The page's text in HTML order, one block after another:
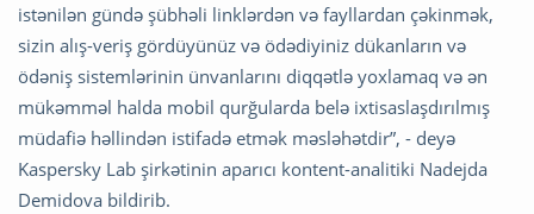
istənilən gündə şübhəli linklərdən və fayllardan çəkinmək,
sizin alış-veriş gördüyünüz və ödədiyiniz dükanların və
ödəniş sistemlərinin ünvanlarını diqqətlə yoxlamaq və ən
mükəmməl halda mobil qurğularda belə ixtisaslaşdırılmış
müdafiə həllindən istifadə etmək məsləhətdir”, - deyə
Kaspersky Lab şirkətinin aparıcı kontent-analitiki Nadejda
Demidova bildirib.